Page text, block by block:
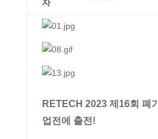
RETECH 2023 제16회 폐
업전에 출전!